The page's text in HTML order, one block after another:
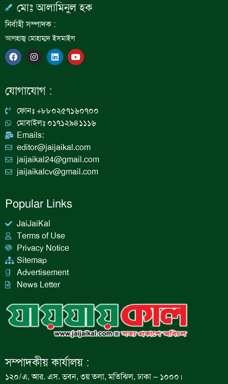
মোঃ আলামিনুল হক
নির্বাহী সম্পাদক :
আলহাজ্ব মোহাম্মদ ইসমাইল
F
a
c
b
o
I
n
s
a
g
a
m
L
i
n
n
Y
o
u
যোগাযোগ :
ফোনঃ +৮৮০২৫৭১৬০৭০০
মোবাইলঃ ০১৭১২৯৪১১১৬
Emails:
editor@jaijaikal.com
jaijaikal24@gmail.com
jaijaikalcv@gmail.com
Popular Links
JaiJaiKal
Terms of Use
Privacy Notice
Sitemap
Advertisement
News Letter
সম্পাদকীয় কার্যালয় :
১২০/এ, আর. এস. ভবন, ৩য় তলা, মতিঝিল, ঢাকা – ১০০০।